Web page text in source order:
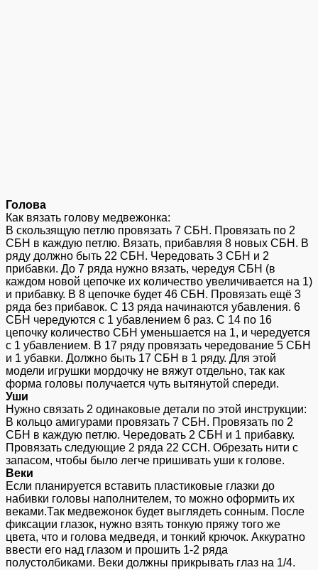
Голова
Как вязать голову медвежонка:
В скользящую петлю провязать 7 СБН. Провязать по 2
СБН в каждую петлю. Вязать, прибавляя 8 новых СБН. В
ряду должно быть 22 СБН. Чередовать 3 СБН и 2
прибавки. До 7 ряда нужно вязать, чередуя СБН (в
каждом новой цепочке их количество увеличивается на 1)
и прибавку. В 8 цепочке будет 46 СБН. Провязать ещё 3
ряда без прибавок. С 13 ряда начинаются убавления. 6
СБН чередуются с 1 убавлением 6 раз. С 14 по 16
цепочку количество СБН уменьшается на 1, и чередуется
с 1 убавлением. В 17 ряду провязать чередование 5 СБН
и 1 убавки. Должно быть 17 СБН в 1 ряду. Для этой
модели игрушки мордочку не вяжут отдельно, так как
форма головы получается чуть вытянутой спереди.
Уши
Нужно связать 2 одинаковые детали по этой инструкции:
В кольцо амигурами провязать 7 СБН. Провязать по 2
СБН в каждую петлю. Чередовать 2 СБН и 1 прибавку.
Провязать следующие 2 ряда 22 ССН. Обрезать нити с
запасом, чтобы было легче пришивать уши к голове.
Веки
Если планируется вставить пластиковые глазки до
набивки головы наполнителем, то можно оформить их
веками.Так медвежонок будет выглядеть сонным. После
фиксации глазок, нужно взять тонкую пряжу того же
цвета, что и голова медведя, и тонкий крючок. Аккуратно
ввести его над глазом и прошить 1-2 ряда
полустолбиками. Веки должны прикрывать глаз на 1/4.